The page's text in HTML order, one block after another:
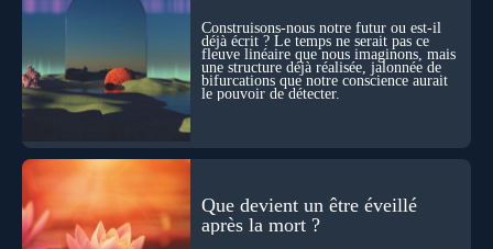
des ponts avec nos intuitions métaphysiques sur le cycle de
l’âme ? Nous en parlons avec Abdel Aouacheria, docteur en
biochimie et spécialiste de la mort cellulaire.
Construisons-nous notre futur ou est-il
déjà écrit ? Le temps ne serait pas ce
fleuve linéaire que nous imaginons, mais
une structure déjà réalisée, jalonnée de
bifurcations que notre conscience aurait
le pouvoir de détecter.
Que devient un être éveillé
après la mort ?